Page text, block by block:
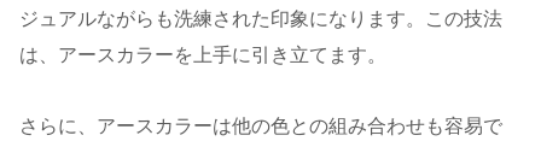
ジュアルながらも洗練された印象になります。この技法
は、アースカラーを上手に引き立てます。
さらに、アースカラーは他の色との組み合わせも容易で